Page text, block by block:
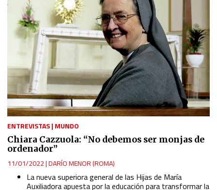
ENTREVISTAS| MUNDO
Chiara Cazzuola: “No debemos ser monjas de
ordenador”
11/01/2022|DARÍO MENOR (ROMA)
La nueva superiora general de las Hijas de María
Auxiliadora apuesta por la educación para transformar la